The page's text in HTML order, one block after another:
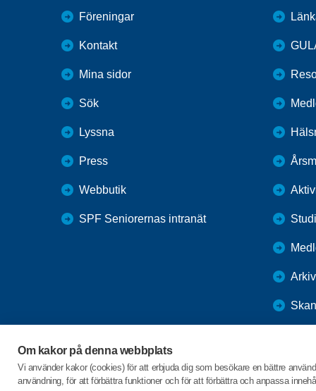
Om kakor på denna webbplats
Vi använder kakor (cookies) för att erbjuda dig som besökare en bättre
användning, för att förbättra funktioner och för att förbättra och anpassa
Föreningar
Kontakt
Mina sidor
Sök
Lyssna
Press
Webbutik
SPF Seniorernas intranät
Arkiv